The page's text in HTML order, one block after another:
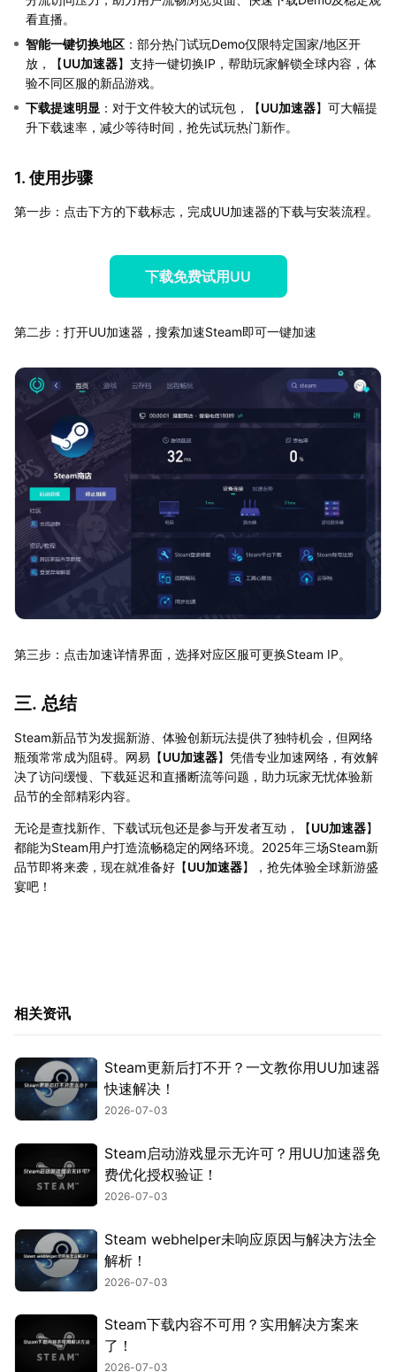
看直播。
智能一键切换地区 ：部分热门试玩Demo仅限特定国家/地区开
放，【UU加速器】支持一键切换IP，帮助玩家解锁全球内容，体
验不同区服的新品游戏。
下载提速明显 ：对于文件较大的试玩包，【UU加速器】可大幅提
升下载速率，减少等待时间，抢先试玩热门新作。
1. 使用步骤
第一步：点击下方的下载标志，完成UU加速器的下载与安装流程。
下载免费试用UU
第二步：打开UU加速器，搜索加速Steam即可一键加速
第三步：点击加速详情界面，选择对应区服可更换Steam IP。
三. 总结
Steam新品节为发掘新游、体验创新玩法提供了独特机会，但网络
瓶颈常常成为阻碍。网易【UU加速器】凭借专业加速网络，有效解
决了访问缓慢、下载延迟和直播断流等问题，助力玩家无忧体验新
品节的全部精彩内容。
无论是查找新作、下载试玩包还是参与开发者互动，【UU加速器】
都能为Steam用户打造流畅稳定的网络环境。2025年三场Steam新
品节即将来袭，现在就准备好【UU加速器】，抢先体验全球新游盛
宴吧！
相关资讯
Steam更新后打不开？一文教你用UU加速器
快速解决！
2026-07-03
Steam启动游戏显示无许可？用UU加速器免
费优化授权验证！
2026-07-03
Steam webhelper未响应原因与解决方法全
解析！
2026-07-03
Steam下载内容不可用？实用解决方案来
了！
2026-07-03